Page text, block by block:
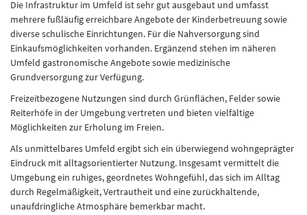
Die Infrastruktur im Umfeld ist sehr gut ausgebaut und umfasst
mehrere fußläufig erreichbare Angebote der Kinderbetreuung sowie
diverse schulische Einrichtungen. Für die Nahversorgung sind
Einkaufsmöglichkeiten vorhanden. Ergänzend stehen im näheren
Umfeld gastronomische Angebote sowie medizinische
Grundversorgung zur Verfügung.
Freizeitbezogene Nutzungen sind durch Grünflächen, Felder sowie
Reiterhöfe in der Umgebung vertreten und bieten vielfältige
Möglichkeiten zur Erholung im Freien.
Als unmittelbares Umfeld ergibt sich ein überwiegend wohngeprägter
Eindruck mit alltagsorientierter Nutzung. Insgesamt vermittelt die
Umgebung ein ruhiges, geordnetes Wohngefühl, das sich im Alltag
durch Regelmäßigkeit, Vertrautheit und eine zurückhaltende,
unaufdringliche Atmosphäre bemerkbar macht.